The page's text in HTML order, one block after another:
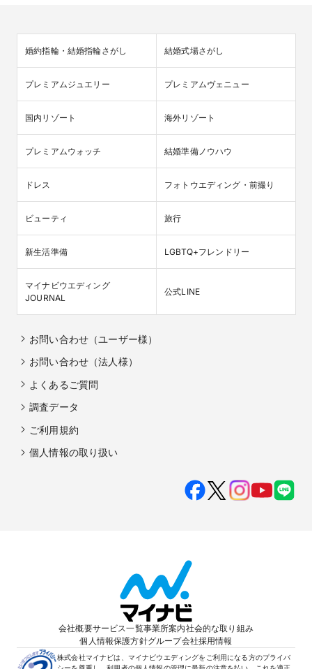
婚約指輪・結婚指輪さがし 結婚式場さがし
プレミアムジュエリー プレミアムヴェニュー
国内リゾート 海外リゾート
プレミアムウォッチ 結婚準備ノウハウ
ドレス フォトウエディング・前撮り
ビューティ 旅行
新生活準備 LGBTQ+フレンドリー
マイナビウエディング
JOURNAL
公式LINE
お問い合わせ（ユーザー様）
お問い合わせ（法人様）
よくあるご質問
調査データ
ご利用規約
個人情報の取り扱い
会社概要サービス一覧事業所案内社会的な取り組み
個人情報保護方針グループ会社採用情報
株式会社マイナビは、マイナビウエディングをご利用になる方のプライバ